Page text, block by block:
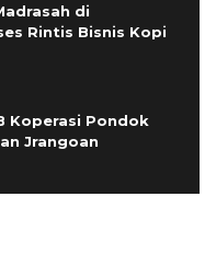
di
Rintis Bisnis Kopi
Koperasi Pondok
Jrangoan